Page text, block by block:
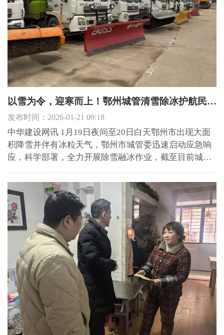
以雪为令，迎寒而上！鄂州城管清雪除冰护航民生路
发布时间：2026-01-21 09:18
中华建设网讯 1月19日夜间至20日白天鄂州市出现大面
积降雪并伴有冰粒天气，鄂州市城管委迅速启动应急响
应，科学部署，全力开展除雪融冰作业，截至目前城区
令而动，迅速启动应急响应机制 市城管委高度重视本轮
低温雨雪天气应对工作，坚持预字当先。1月16日，根据
气象部门...